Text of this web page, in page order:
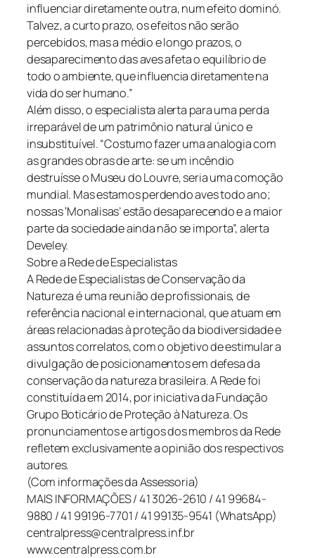
influenciar diretamente outra, num efeito dominó.
Talvez, a curto prazo, os efeitos não serão
percebidos, mas a médio e longo prazos, o
desaparecimento das aves afeta o equilíbrio de
todo o ambiente, que influencia diretamente na
vida do ser humano.”
Além disso, o especialista alerta para uma perda
irreparável de um patrimônio natural único e
insubstituível. “Costumo fazer uma analogia com
as grandes obras de arte: se um incêndio
destruísse o Museu do Louvre, seria uma comoção
mundial. Mas estamos perdendo aves todo ano;
nossas ‘Monalisas’ estão desaparecendo e a maior
parte da sociedade ainda não se importa”, alerta
Develey.
Sobre a Rede de Especialistas
A Rede de Especialistas de Conservação da
Natureza é uma reunião de profissionais, de
referência nacional e internacional, que atuam em
áreas relacionadas à proteção da biodiversidade e
assuntos correlatos, com o objetivo de estimular a
divulgação de posicionamentos em defesa da
conservação da natureza brasileira. A Rede foi
constituída em 2014, por iniciativa da Fundação
Grupo Boticário de Proteção à Natureza. Os
pronunciamentos e artigos dos membros da Rede
refletem exclusivamente a opinião dos respectivos
autores.
(Com informações da Assessoria)
MAIS INFORMAÇÕES / 41 3026-2610 / 41 99684-
9880 / 41 99196-7701 / 41 99135-9541 (WhatsApp)
centralpress@centralpress.inf.br
www.centralpress.com.br